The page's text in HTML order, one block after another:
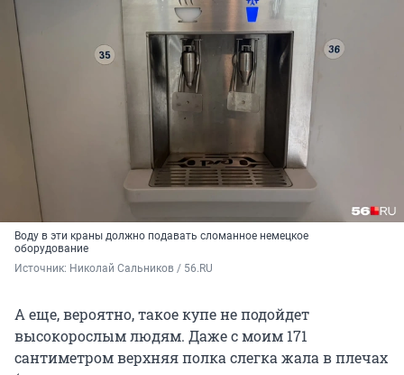
Воду в эти краны должно подавать сломанное немецкое
оборудование
Источник: Николай Сальников / 56.RU
А еще, вероятно, такое купе не подойдет
высокорослым людям. Даже с моим 171
сантиметром верхняя полка слегка жала в плечах